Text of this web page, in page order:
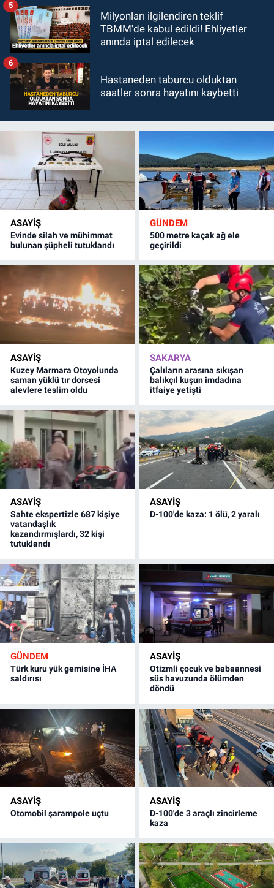
Milyonları ilgilendiren teklif
TBMM'de kabul edildi! Ehliyetler
anında iptal edilecek
5
Hastaneden taburcu olduktan
saatler sonra hayatını kaybetti
6
ASAYİŞ
Evinde silah ve mühimmat
bulunan şüpheli tutuklandı
GÜNDEM
500 metre kaçak ağ ele
geçirildi
ASAYİŞ
Kuzey Marmara Otoyolunda
saman yüklü tır dorsesi
alevlere teslim oldu
SAKARYA
Çalıların arasına sıkışan
balıkçıl kuşun imdadına
itfaiye yetişti
ASAYİŞ
Sahte ekspertizle 687 kişiye
vatandaşlık
kazandırmışlardı, 32 kişi
tutuklandı
ASAYİŞ
D-100'de kaza: 1 ölü, 2 yaralı
GÜNDEM
Türk kuru yük gemisine İHA
saldırısı
ASAYİŞ
Otizmli çocuk ve babaannesi
süs havuzunda ölümden
döndü
ASAYİŞ
Otomobil şarampole uçtu
ASAYİŞ
D-100'de 3 araçlı zincirleme
kaza